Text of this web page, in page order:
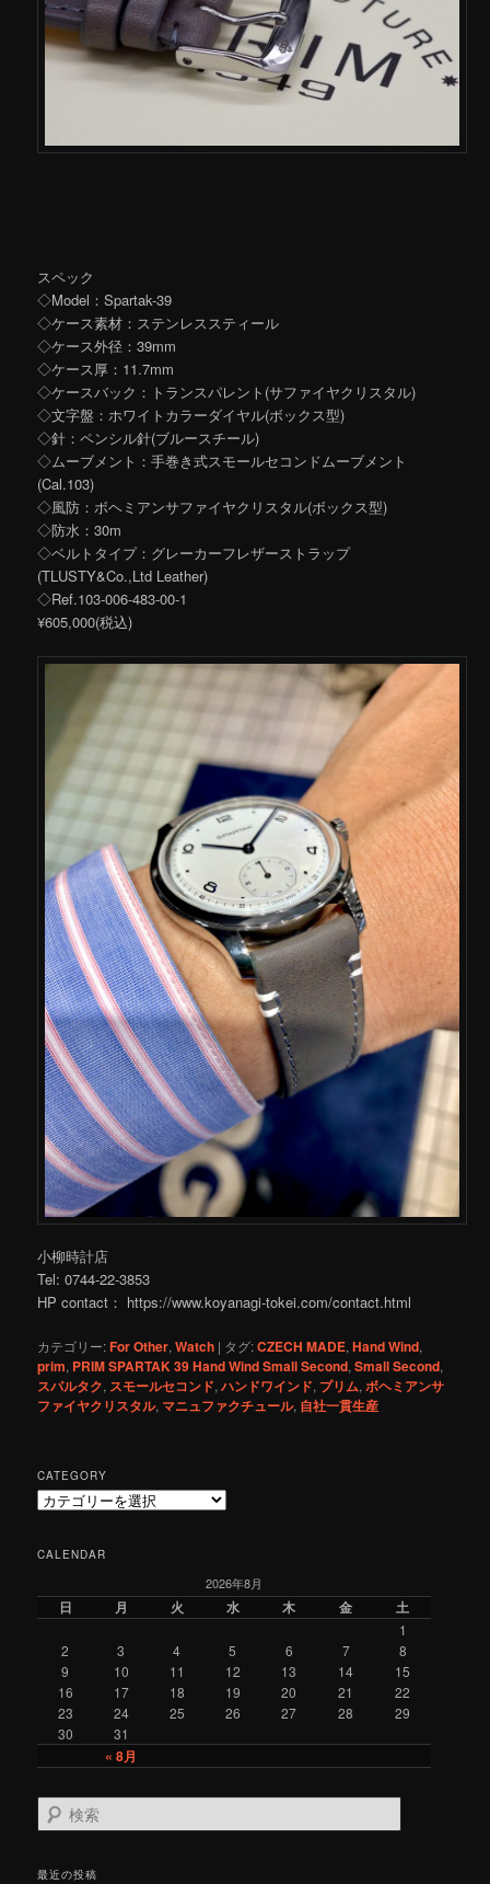
スペック
◇Model：Spartak-39
◇ケース素材：ステンレススティール
◇ケース外径：39mm
◇ケース厚：11.7mm
◇ケースバック：トランスパレント(サファイヤクリスタル)
◇文字盤：ホワイトカラーダイヤル(ボックス型)
◇針：ペンシル針(ブルースチール)
◇ムーブメント：手巻き式スモールセコンドムーブメント
(Cal.103)
◇風防：ボヘミアンサファイヤクリスタル(ボックス型)
◇防水：30m
◇ベルトタイプ：グレーカーフレザーストラップ
(TLUSTY&Co.,Ltd Leather)
◇Ref.103-006-483-00-1
¥605,000(税込)
小柳時計店
Tel: 0744-22-3853
HP contact： https://www.koyanagi-tokei.com/contact.html
カテゴリー:For Other,Watch | タグ:CZECH MADE,Hand Wind,
prim, PRIM SPARTAK 39 Hand Wind Small Second,Small Second,
スパルタク, スモールセコンド,ハンドワインド, プリム, ボヘミアンサ
ファイヤクリスタル, マニュファクチュール, 自社一貫生産
CATEGORY
C
e
r
CALENDAR
2026年8月
日 月 火 水 木 金 土
« 8月
1
2
3 4 5 6 7
8
9
10 11 12 13 14
15
16
17 18 19 20 21
22
23
24 25 26 27 28
29
30
31
検
索
最近の投稿